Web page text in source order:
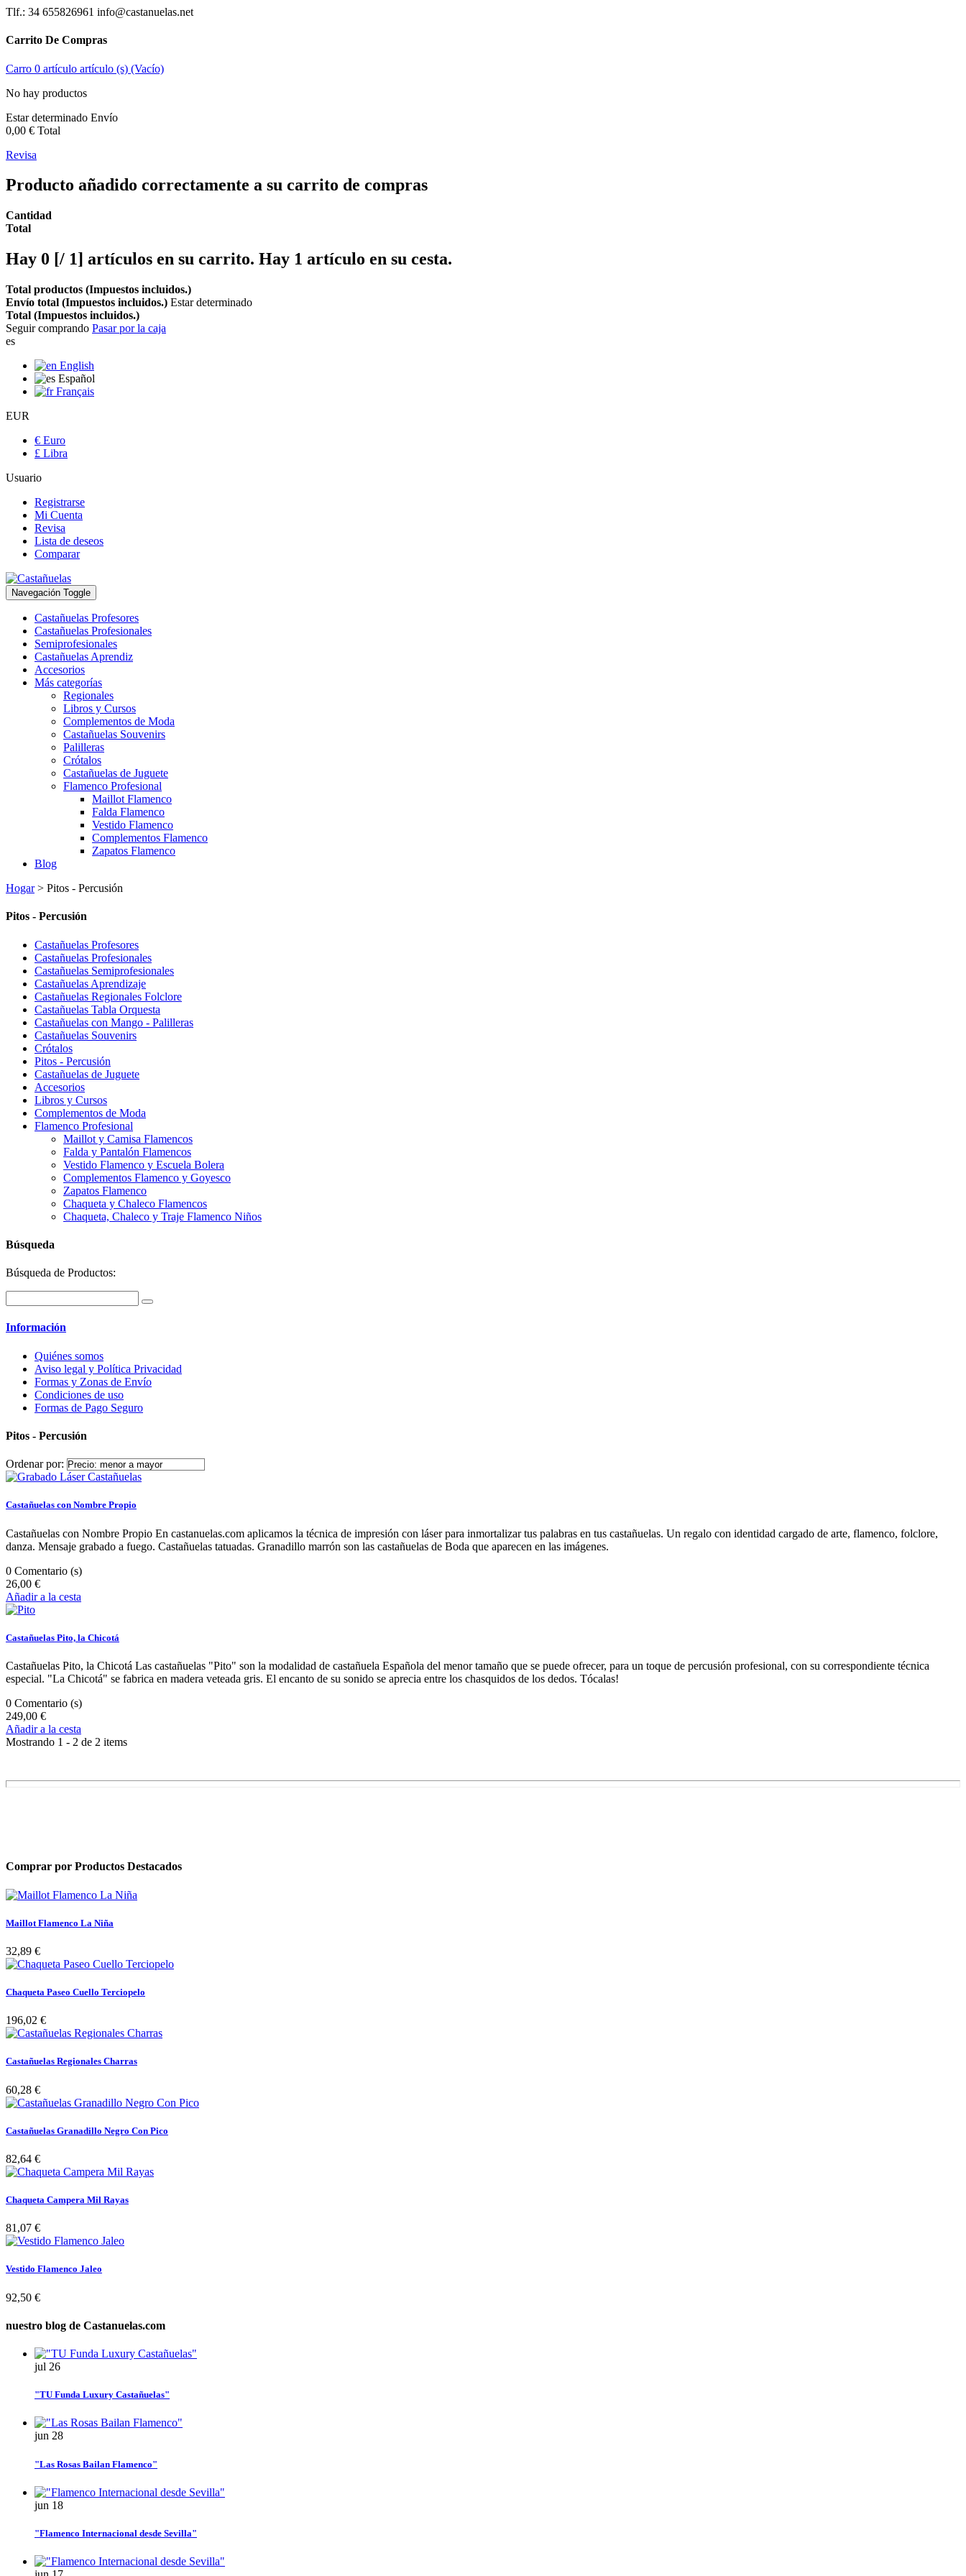
Tlf.: 34 655826961 info@castanuelas.net
Carrito De Compras
Carro 0 artículo artículo (s) (Vacío)
No hay productos
Estar determinado Envío
0,00 € Total
Revisa
Producto añadido correctamente a su carrito de compras
Cantidad
Total
Hay 0 [/ 1] artículos en su carrito. Hay 1 artículo en su cesta.
Total productos (Impuestos incluidos.)
Envío total (Impuestos incluidos.) Estar determinado
Total (Impuestos incluidos.)
Seguir comprando Pasar por la caja
es
English
Español
Français
EUR
€ Euro
£ Libra
Usuario
Registrarse
Mi Cuenta
Revisa
Lista de deseos
Comparar
Navegación Toggle
Castañuelas Profesores
Castañuelas Profesionales
Semiprofesionales
Castañuelas Aprendiz
Accesorios
Más categorías
Regionales
Libros y Cursos
Complementos de Moda
Castañuelas Souvenirs
Palilleras
Crótalos
Castañuelas de Juguete
Flamenco Profesional
Maillot Flamenco
Falda Flamenco
Vestido Flamenco
Complementos Flamenco
Zapatos Flamenco
Blog
Hogar > Pitos - Percusión
Pitos - Percusión
Castañuelas Profesores
Castañuelas Profesionales
Castañuelas Semiprofesionales
Castañuelas Aprendizaje
Castañuelas Regionales Folclore
Castañuelas Tabla Orquesta
Castañuelas con Mango - Palilleras
Castañuelas Souvenirs
Crótalos
Pitos - Percusión
Castañuelas de Juguete
Accesorios
Libros y Cursos
Complementos de Moda
Flamenco Profesional
Maillot y Camisa Flamencos
Falda y Pantalón Flamencos
Vestido Flamenco y Escuela Bolera
Complementos Flamenco y Goyesco
Zapatos Flamenco
Chaqueta y Chaleco Flamencos
Chaqueta, Chaleco y Traje Flamenco Niños
Búsqueda
Búsqueda de Productos:
Información
Quiénes somos
Aviso legal y Política Privacidad
Formas y Zonas de Envío
Condiciones de uso
Formas de Pago Seguro
Pitos - Percusión
Ordenar por:
Castañuelas con Nombre Propio
Castañuelas con Nombre Propio En castanuelas.com aplicamos la técnica de impresión con láser para inmortalizar tus palabras en tus castañuelas. Un regalo con identidad cargado de arte, flamenco, folclore,
danza. Mensaje grabado a fuego. Castañuelas tatuadas. Granadillo marrón son las castañuelas de Boda que aparecen en las imágenes.
0 Comentario (s)
26,00 €
Añadir a la cesta
Castañuelas Pito, la Chicotá
Castañuelas Pito, la Chicotá Las castañuelas "Pito" son la modalidad de castañuela Española del menor tamaño que se puede ofrecer, para un toque de percusión profesional, con su correspondiente técnica
especial. "La Chicotá" se fabrica en madera veteada gris. El encanto de su sonido se aprecia entre los chasquidos de los dedos. Tócalas!
0 Comentario (s)
249,00 €
Añadir a la cesta
Mostrando 1 - 2 de 2 items
Comprar por Productos Destacados
Maillot Flamenco La Niña
32,89 €
Chaqueta Paseo Cuello Terciopelo
196,02 €
Castañuelas Regionales Charras
60,28 €
Castañuelas Granadillo Negro Con Pico
82,64 €
Chaqueta Campera Mil Rayas
81,07 €
Vestido Flamenco Jaleo
92,50 €
nuestro blog de Castanuelas.com
jul 26
"TU Funda Luxury Castañuelas"
jun 28
"Las Rosas Bailan Flamenco"
jun 18
"Flamenco Internacional desde Sevilla"